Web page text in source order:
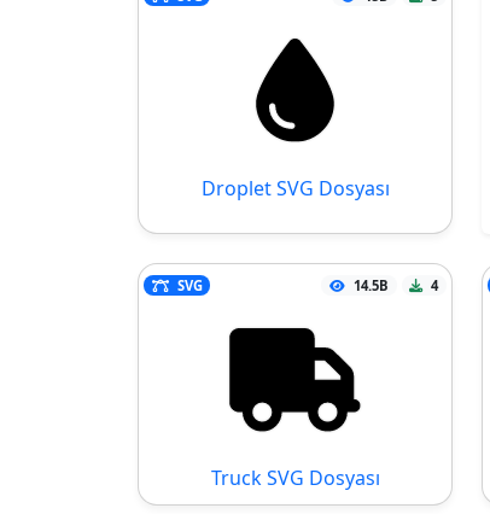
Droplet SVG Dosyası
SVG 14.5B 4
Truck SVG Dosyası